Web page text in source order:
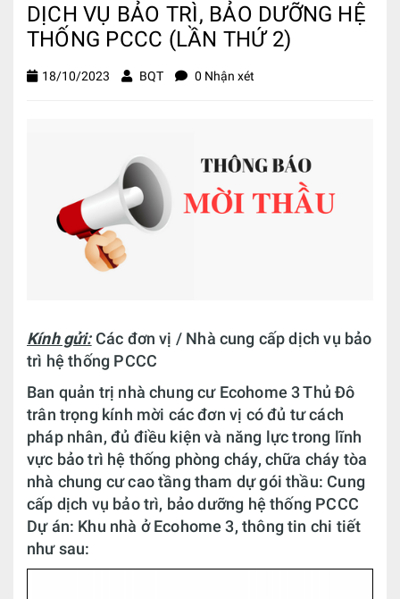
DỊCH VỤ BẢO TRÌ, BẢO DƯỠNG HỆ
THỐNG PCCC (LẦN THỨ 2)
18/10/2023 BQT 0 Nhận xét
Kính gửi:Các đơn vị / Nhà cung cấp dịch vụ bảo
trì hệ thống PCCC
Ban quản trị nhà chung cư Ecohome 3 Thủ Đô
trân trọng kính mời các đơn vị có đủ tư cách
pháp nhân, đủ điều kiện và năng lực trong lĩnh
vực bảo trì hệ thống phòng cháy, chữa cháy tòa
nhà chung cư cao tầng tham dự gói thầu: Cung
cấp dịch vụ bảo trì, bảo dưỡng hệ thống PCCC
Dự án: Khu nhà ở Ecohome 3, thông tin chi tiết
như sau: